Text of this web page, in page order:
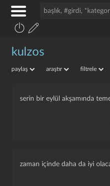
kulzos
paylaş araştır filtrele
serin bir eylül akşamında
zaman içinde daha da iyi